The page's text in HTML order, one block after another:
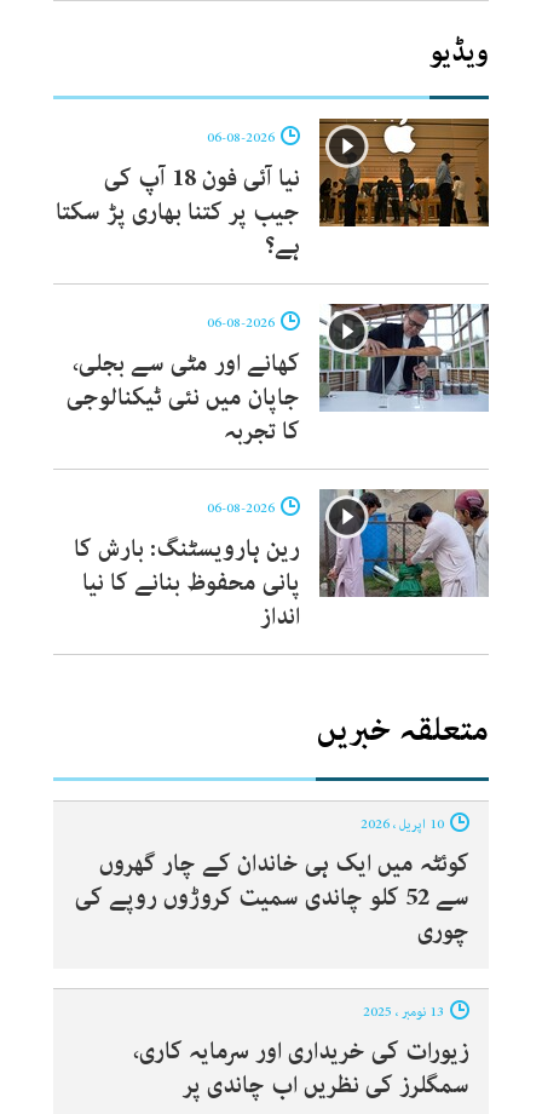
ویڈیو
نیا آئی فون 18 آپ کی
جیب پر کتنا بھاری پڑ سکتا
ہے؟
کھانے اور مٹی سے بجلی،
جاپان میں نئی ٹیکنالوجی
کا تجربہ
رین ہارویسٹنگ: بارش کا
پانی محفوظ بنانے کا نیا
انداز
متعلقہ خبریں
کوئٹہ میں ایک ہی خاندان کے چار گھروں
سے 52 کلو چاندی سمیت کروڑوں روپے کی
چوری
زیورات کی خریداری اور سرمایہ کاری،
سمگلرز کی نظریں اب چاندی پر